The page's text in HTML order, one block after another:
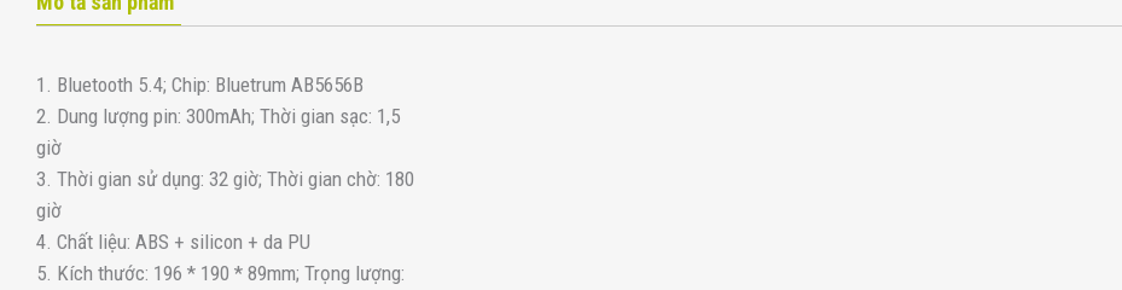
1. Bluetooth 5.4; Chip: Bluetrum AB5656B
2. Dung lượng pin: 300mAh; Thời gian sạc: 1,5
giờ
3. Thời gian sử dụng: 32 giờ; Thời gian chờ: 180
giờ
4. Chất liệu: ABS + silicon + da PU
5. Kích thước: 196 * 190 * 89mm; Trọng lượng: